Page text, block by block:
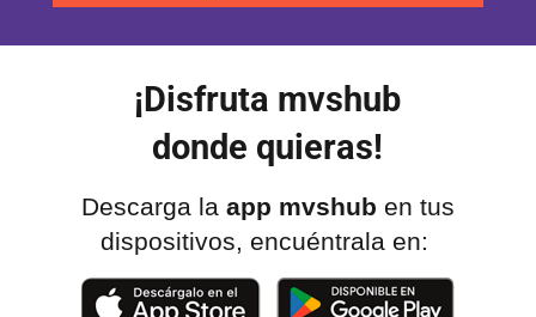
¡Disfruta mvshub
donde quieras!
Descarga la app mvshub en tus
dispositivos, encuéntrala en: